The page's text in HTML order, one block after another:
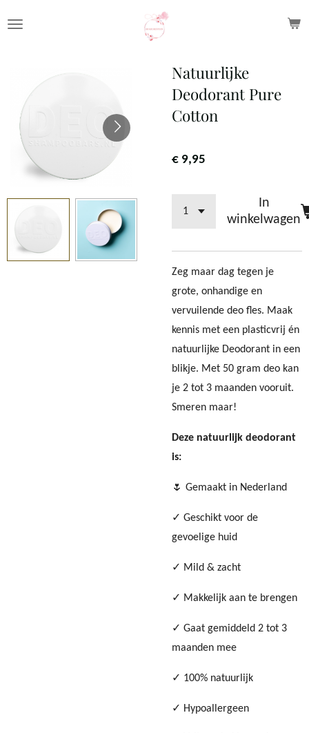
hoofdinhoud
Natuurlijke
Deodorant Pure
Cotton
€ 9,95
In
winkelwagen
Zeg maar dag tegen je
grote, onhandige en
vervuilende deo fles. Maak
kennis met een plasticvrij én
natuurlijke Deodorant in een
blikje. Met 50 gram deo kan
je 2 tot 3 maanden vooruit.
Smeren maar!
Deze natuurlijk deodorant
is:
🌷 Gemaakt in Nederland
✓ Geschikt voor de
gevoelige huid
✓ Mild & zacht
✓ Makkelijk aan te brengen
✓ Gaat gemiddeld 2 tot 3
maanden mee
✓ 100% natuurlijk
✓ Hypoallergeen